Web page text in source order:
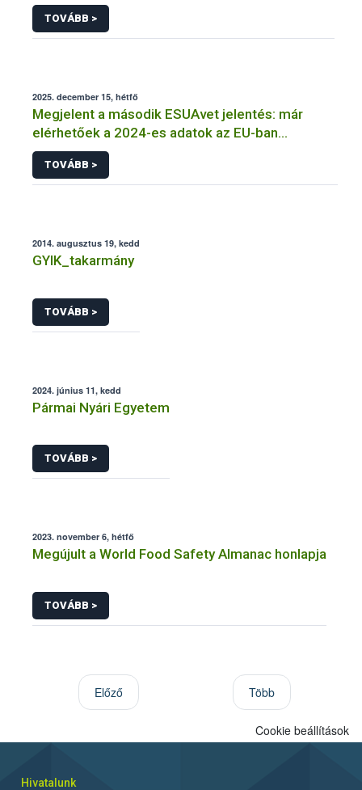
TOVÁBB >
2025. december 15, hétfő
Megjelent a második ESUAvet jelentés: már
elérhetőek a 2024-es adatok az EU-ban
értékesített és felhasznált állatgyógyászati
antimikrobiális szerekről
TOVÁBB >
2014. augusztus 19, kedd
GYIK_takarmány
TOVÁBB >
2024. június 11, kedd
Pármai Nyári Egyetem
TOVÁBB >
2023. november 6, hétfő
Megújult a World Food Safety Almanac honlapja
TOVÁBB >
Előző Több
Cookie beállítások
Hivatalunk